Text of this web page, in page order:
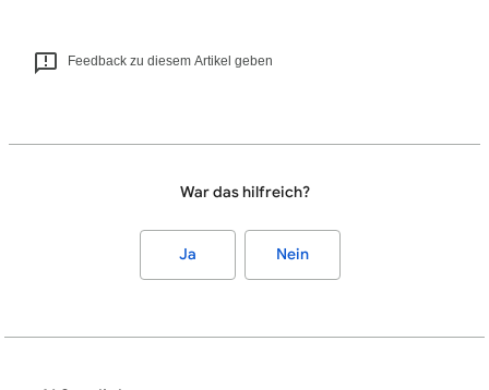
Feedback zu diesem Artikel geben
War das hilfreich?
Ja Nein